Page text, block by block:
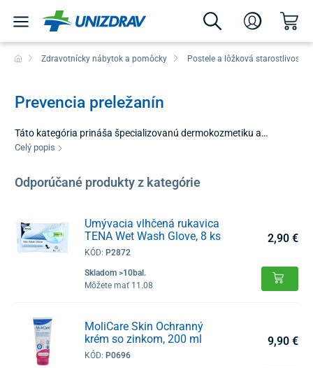
Zdravotnícky nábytok a pomôcky Postele a lôžková starostlivosť
Prevencia preležanín
Táto kategória prináša špecializovanú dermokozmetiku a
doplnky, ktoré vytvárajú na pokožke ochranný bariérový film a
Dôsledná prevencia preležanín nie je len o správnom matraci, ale
aj o systematickej starostlivosti o pokožku. U ležiacich pacientov
rýchlemu poškodeniu. Preto je dôležitá precízna starostlivosť, s
ktorou pomôžu produkty práve z tejto ponuky.
Celý popis
Odporúčané produkty z kategórie
Umývacia vlhčená rukavica
TENA Wet Wash Glove, 8 ks
KÓD: P2872
Skladom >10bal.
Môžete mať 11.08
2,90 €
MoliCare Skin Ochranný
krém so zinkom, 200 ml
KÓD: P0696
9,90 €